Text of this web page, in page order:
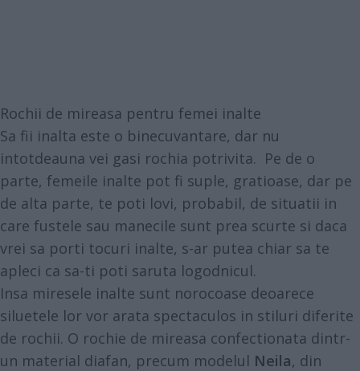
Rochii de mireasa pentru femei inalte
Sa fii inalta este o binecuvantare, dar nu
intotdeauna vei gasi rochia potrivita. Pe de o
parte, femeile inalte pot fi suple, gratioase, dar pe
de alta parte, te poti lovi, probabil, de situatii in
care fustele sau manecile sunt prea scurte si daca
vrei sa porti tocuri inalte, s-ar putea chiar sa te
apleci ca sa-ti poti saruta logodnicul.
Insa miresele inalte sunt norocoase deoarece
siluetele lor vor arata spectaculos in stiluri diferite
de rochii. O rochie de mireasa confectionata dintr-
un material diafan, precum modelul Neila, din